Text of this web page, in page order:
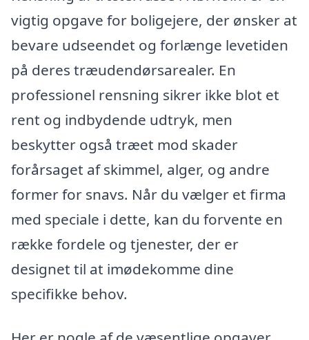
vigtig opgave for boligejere, der ønsker at
bevare udseendet og forlænge levetiden
på deres træudendørsarealer. En
professionel rensning sikrer ikke blot et
rent og indbydende udtryk, men
beskytter også træet mod skader
forårsaget af skimmel, alger, og andre
former for snavs. Når du vælger et firma
med speciale i dette, kan du forvente en
række fordele og tjenester, der er
designet til at imødekomme dine
specifikke behov.